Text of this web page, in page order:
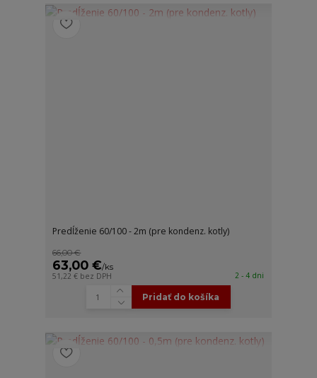
Predĺženie 60/100 - 2m (pre kondenz. kotly)
66,00 €
63,00 €/ks
51,22 € bez DPH 2 - 4 dni
Pridať do košíka